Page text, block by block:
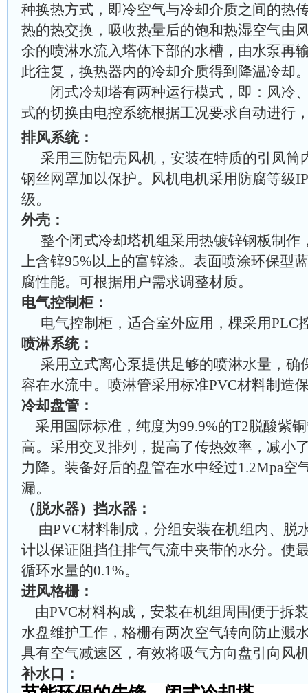
种换热方式，即冷空气与冷却介质之间的热
热的热交换，吸收热量后的饱和热湿空气由
余的喷淋水流入塔体下部的水槽，由水泵再
此往复，换热器内的冷却介质得到降温冷却
闭式冷却塔有两种运行模式，即：风冷
式的切换由电控系统根据工况要求自动进行
排风系统：
采用三防铝壳风机，安装在特质的引凤筒
钢丝网罩加以保护。风机电机采用防腐等级
级。
外壳：
整个闭式冷却塔机组采用热镀锌钢板制作
上含锌95%以上的富锌漆。表面喷涂环保型
腐性能。可根据用户需求调整材质。
电气控制柜：
电气控制柜，适合室外应用，棵采用PLC
喷淋系统：
采用立式离心泵提供足够的喷淋水量，确
容在水流中。喷淋管采用标准PVC材料制造
冷却盘管：
采用国际标准，纯度为99.9%的T2脱酸紫
高。采用交叉排列，提高了传热效率，减小
力降。装备好后的盘管在水中经过1.2Mpa空
漏。
（脱水器）挡水器：
由PVC材料制成，分组安装在机组内、脱
计以保证阻挡住排气气流中夹带的水分。使
循环水量的0.1%。
进风格栅：
由PVC材料构成，安装在机组周围便于拆
水盘维护工作，格栅有两次空气转向防止溅
具有空气减速区，有效将吸气方向盘引向风
补水口：